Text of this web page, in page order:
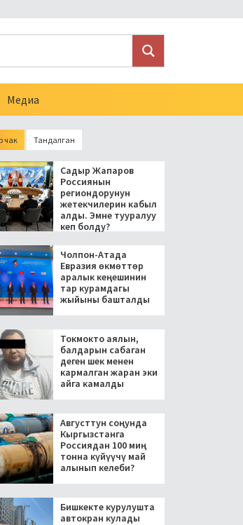
Медиа
азайтуу үчүн көпүрөлөр жаңыланат
чак Тандалган
Садыр Жапаров
Россиянын
региондорунун
жетекчилерин кабыл
алды. Эмне тууралуу
кеп болду?
Чолпон-Атада
Евразия өкмөттөр
аралык кеңешинин
тар курамдагы
жыйыны башталды
Токмокто аялын,
балдарын сабаган
деген шек менен
кармалган жаран эки
айга камалды
Августтун соңунда
Кыргызстанга
Россиядан 100 миң
тонна күйүүчү май
алынып келеби?
Бишкекте курулушта
автокран кулады